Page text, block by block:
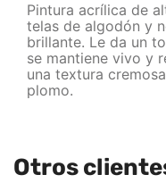
Pintura acrílica de
telas de algodón y
brillante. Le da un
se mantiene vivo y
una textura
plomo.
Otros